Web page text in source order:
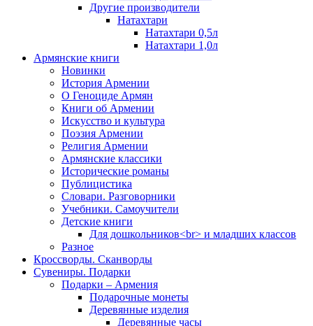
Другие производители
Натахтари
Натахтари 0,5л
Натахтари 1,0л
Армянские книги
Новинки
История Армении
О Геноциде Армян
Книги об Армении
Иcкусство и культура
Поэзия Армении
Религия Армении
Армянские классики
Исторические романы
Публицистика
Словари. Разговорники
Учебники. Самоучители
Детские книги
Для дошкольников<br> и младших классов
Разное
Кроссворды. Сканворды
Сувениры. Подарки
Подарки – Армения
Подарочные монеты
Деревянные изделия
Деревянные часы